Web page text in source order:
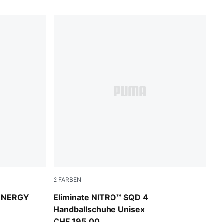
Glimmer
2 FARBEN
Eliminate NITRO™ SQD 4
Handballschuhe Unisex
PUMA White-PUMA Black-Sugared Almond